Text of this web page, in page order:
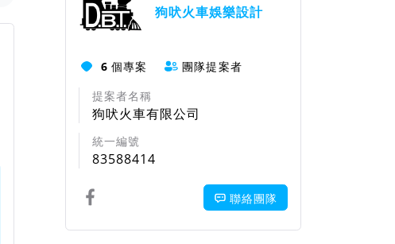
狗吠火車娛樂設計
6 個專案
團隊提案者
提案者名稱
狗吠火車有限公司
統一編號
83588414
聯絡團隊